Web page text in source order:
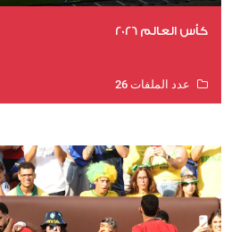
كأس العالم 2026
عدد الملفات 26